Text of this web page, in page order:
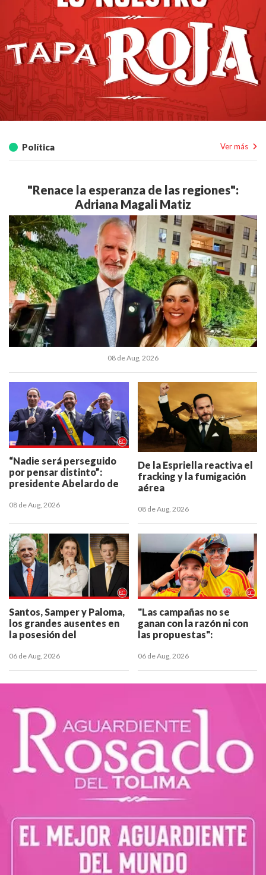
"Renace la esperanza de las regiones":
Adriana Magali Matiz
08 de Aug, 2026
“Nadie será perseguido
por pensar distinto”:
presidente Abelardo de
08 de Aug, 2026
De la Espriella reactiva el
fracking y la fumigación
aérea
08 de Aug, 2026
Santos, Samper y Paloma,
los grandes ausentes en
la posesión del
06 de Aug, 2026
"Las campañas no se
ganan con la razón ni con
las propuestas":
Espriella
06 de Aug, 2026
Política Ver más